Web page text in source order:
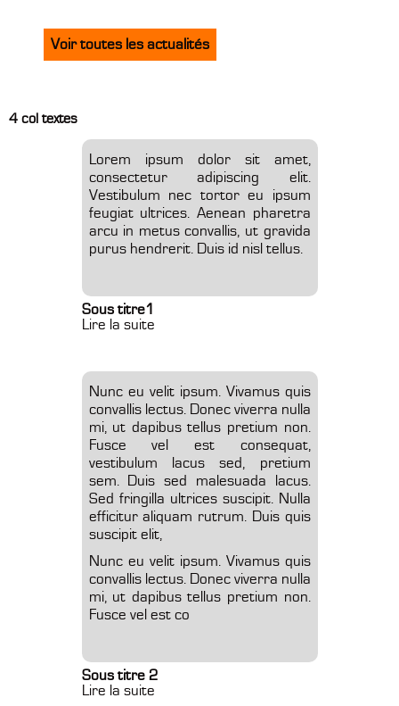
Voir toutes les actualités
4 col textes
Lorem ipsum dolor sit amet,
consectetur adipiscing elit.
Vestibulum nec tortor eu ipsum
feugiat ultrices. Aenean pharetra
arcu in metus convallis, ut gravida
purus hendrerit. Duis id nisl tellus.
Sous titre1
Lire la suite
Nunc eu velit ipsum. Vivamus quis
convallis lectus. Donec viverra nulla
mi, ut dapibus tellus pretium non.
Fusce vel est consequat,
vestibulum lacus sed, pretium
sem. Duis sed malesuada lacus.
Sed fringilla ultrices suscipit. Nulla
efficitur aliquam rutrum. Duis quis
suscipit elit,
Nunc eu velit ipsum. Vivamus quis
convallis lectus. Donec viverra nulla
mi, ut dapibus tellus pretium non.
Fusce vel est co
Sous titre 2
Lire la suite